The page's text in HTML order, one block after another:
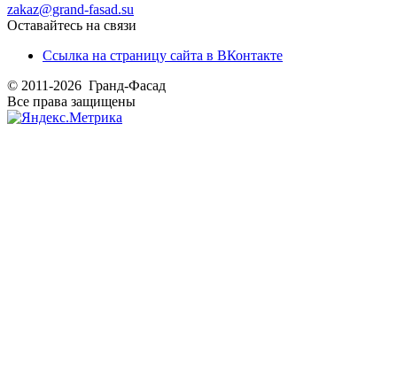
zakaz@grand-fasad.su
Оставайтесь на связи
Ссылка на страницу сайта в ВКонтакте
© 2011-2026 Гранд-Фасад
Все права защищены